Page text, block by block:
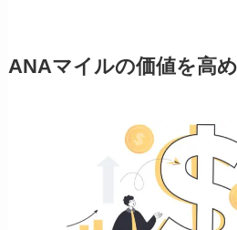
ANAマイルの価値を高